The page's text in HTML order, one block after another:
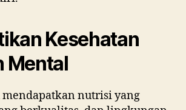
Kesehatan
Mental
mendapatkan nutrisi yang